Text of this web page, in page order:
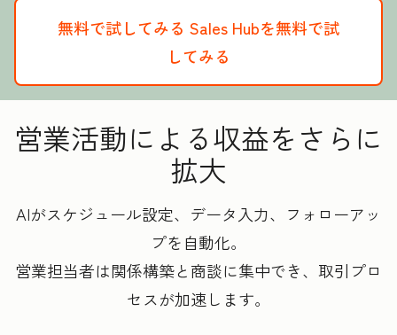
無料で試してみる Sales Hubを無料で試
してみる
営業活動による収益をさらに
拡大
AIがスケジュール設定、データ入力、フォローアッ
プを自動化。
営業担当者は関係構築と商談に集中でき、取引プロ
セスが加速します。